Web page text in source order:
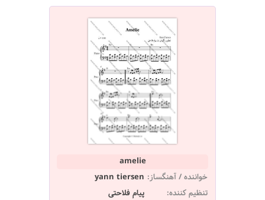
amelie
خواننده / آهنگساز: yann tiersen
تنظیم کننده:
پیام فلاحتی